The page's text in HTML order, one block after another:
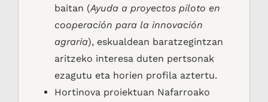
baitan (Ayuda a proyectos piloto en
cooperación para la innovación
agraria), eskualdean baratzegintzan
aritzeko interesa duten pertsonak
ezagutu eta horien profila aztertu.
Hortinova proiektuan Nafarroako